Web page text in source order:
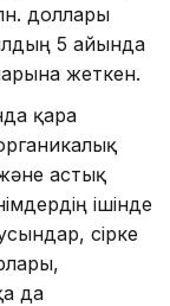
доллары
5 айында
жеткен.
қара
астық
ішінде
сірке
да